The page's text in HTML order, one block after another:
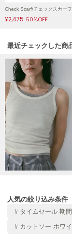
MOIGE
モワージュ
ミュシャ
NEW Balance
ニューバランス
NIKE
ナイキ
NOWNS
ヌル
Check Scarf/チェックスカーフ
¥2,475 50%OFF
関連記事
最近チェックした商
人気の絞り込み条件
# タイムセール 期
# カットソー ホワ